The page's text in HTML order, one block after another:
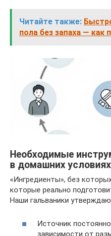
Читайте также:
пола без запаха — как
Необходимые
в домашних условиях
«Ингредиенты», без
которые реально
Наши гальваники
Источник
зависимости от